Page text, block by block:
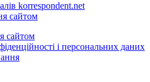
korrespondent.net
сайтом
сайтом
і персональних даних